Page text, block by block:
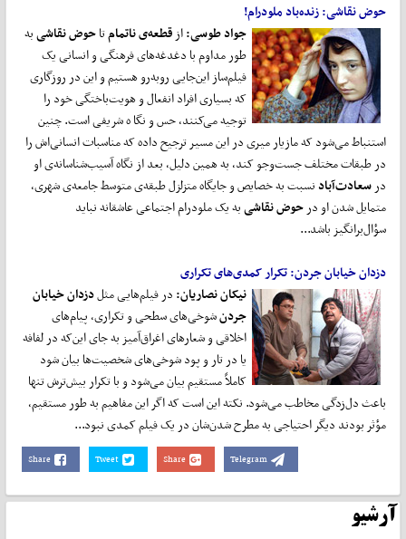
حوض نقاشی: زندهباد ملودرام!
جواد طوسی:از قطعه‌ی ناتمامتاحوض نقاشیبه
طور مداوم با دغدغه‌های فرهنگی و انسانی یک
فیلم‌ساز این‌جایی روبه‌رو هستیم و این در روزگاری
که بسیاری افراد انفعال و هویت‌باختگی خود را
توجیه می‌کنند، حس و نگا ه شریفی است. چنین
استنباط می‌شود که مازیار میری در این مسیر ترجیح داده که مناسبات انسانی‌اش را
در طبقات مختلف جست‌وجو کند، به همین دلیل، بعد از نگاه آسیب‌شناسانه‌ی او
در سعادتآبادنسبت به خصایص و جایگاه متزلزل طبقه‌ی متوسط جامعه‌ی شهری،
متمایل شدن او در حوض نقاشیبه یک ملودرام اجتماعی عاشقانه نباید
سؤال‌برانگیز باشد...
دزدان خیابان جردن:تکرار کمدیهای تکراری
نیکان نصاریان:در فیلم‌هایی مثلدزدان خیابان
جردنشوخی‌‌‌‌‌‌های سطحی و تکراری، پیام‌‌‌‌‌‌های
اخلاقی و شعارهای اغراق‌‌‌‌‌‌آمیز به جای این‌که در لفافه
یا در تار و پود شوخی‌‌‌‌‌‌‌‌‌‌‌‌های شخصیت‌‌‌‌‌‌ها بیان شود
کاملاً مستقیم بیان می‌‌‌‌‌‌شود و با تکرار بیش‌ترش تنها
باعث دل‌زدگی مخاطب می‌‌‌‌‌‌‌‌‌‌‌‌شود. نکته این است که اگر این مفاهیم به طور مستقیم،
مؤثر بودند دیگر احتیاجی به مطرح شدن‌‌‌‌‌‌شان در یک فیلم کمدی نبود...
Share Tweet Share Telegram
آرشیو